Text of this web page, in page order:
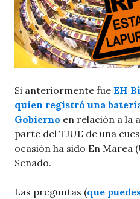
Si anteriormente fue EH
quien registró una
Gobierno en relación a la
parte del TJUE de una
ocasión ha sido En Marea
Senado.
Las preguntas (que